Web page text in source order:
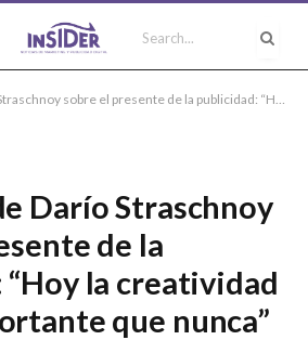
el presente de la publicidad: “Hoy la creatividad es más importante que nunca”
Darío Straschnoy
de la
la creatividad
que nunca”